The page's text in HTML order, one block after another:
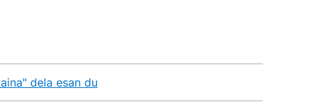
dela esan du